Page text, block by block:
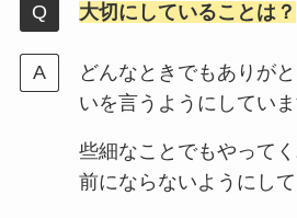
大切にしていることは？
どんなときでもありが
いを言うようにしていま
些細なことでもやって
前にならないようにして